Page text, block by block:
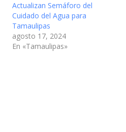
Actualizan Semáforo del
Cuidado del Agua para
Tamaulipas
agosto 17, 2024
En «Tamaulipas»